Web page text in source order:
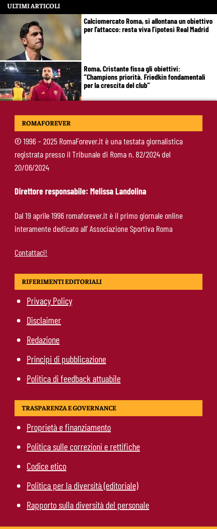
ULTIMI ARTICOLI
Calciomercato Roma, si allontana un obiettivo
per l’attacco: resta viva l’ipotesi Real Madrid
Roma, Cristante fissa gli obiettivi:
“Champions priorità. Friedkin fondamentali
per la crescita del club”
Brighton-Roma: dove vedere l’amichevole in tv
Castro-Roma, messaggio Scudetto: “Non sono
la riserva di Malen”
ROMAFOREVER
©1996 – 2025 RomaForever.it è una testata giornalistica
registrata presso il Tribunale di Roma n. 82/2024 del
20/06/2024
Direttore responsabile: Melissa Landolina
Dal 19 aprile 1996 romaforever.it è il primo giornale online
interamente dedicato all’ Associazione Sportiva Roma
Contattaci!
RIFERIMENTI EDITORIALI
Privacy Policy
Disclaimer
Redazione
Principi di pubblicazione
Politica di feedback attuabile
TRASPARENZA E GOVERNANCE
Proprietà e finanziamento
Politica sulle correzioni e rettifiche
Codice etico
Politica per la diversità (editoriale)
Rapporto sulla diversità del personale